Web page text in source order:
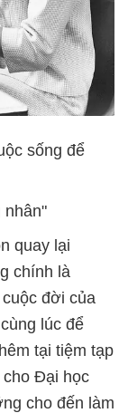
sống để
nhân"
quay lại
chính là
đời của
lúc để
tại tiệm tạp
cho Đại học
cho đến làm